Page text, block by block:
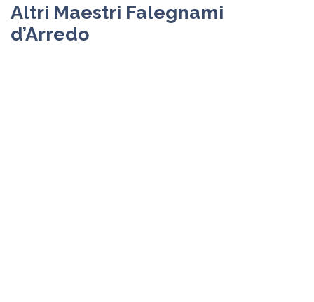
Altri Maestri Falegnami
d’Arredo